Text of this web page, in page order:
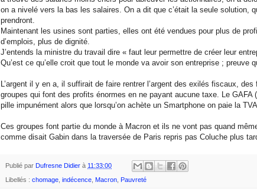
on a nivelé vers la bas les salaires. On a dit que c’était la seule solution,
prendront.
Maintenant les usines sont parties, elles ont été vendues pour plus de
d’emplois, plus de dignité.
J’entends la ministre du travail dire « faut leur permettre de créer leur
Qu’est ce qu’elle croit que tout le monde va avoir son entreprise ; preuve
L’argent il y en a, il suffirait de faire rentrer l’argent des exilés fiscaux,
groupes qui font des profits énormes en ne payant aucune taxe. Le
pille impunément alors que lorsqu’on achète un Smartphone on paie la
Ces groupes font partie du monde à Macron et ils ne vont pas quand
comme disait Gabin dans la traversée de Paris repris pas Coluche plus
Publié par Dufresne Didier à 11:33:00
Libellés : chomage, indécence, Macron, Pauvreté